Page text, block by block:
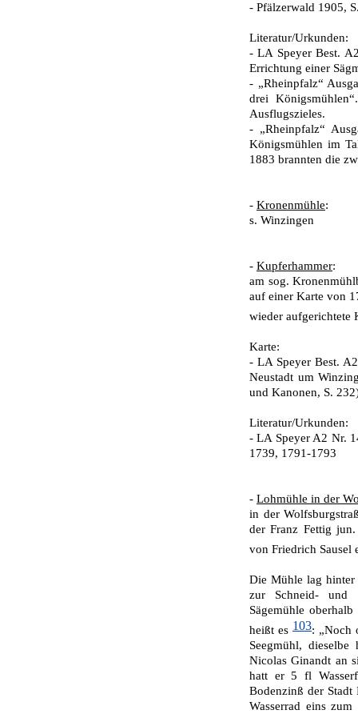
- Pfälzerwald 1905,
Literatur/Urkunden:
- LA Speyer Best.
Errichtung einer
- „Rheinpfalz“
drei
Ausflugszieles.
- „Rheinpfalz“
Königsmühlen im
1883 brannten die
- Kronenmühle:
s. Winzingen
- Kupferhammer:
am sog.
auf einer Karte von
wieder aufgerichtete
Karte:
- LA Speyer Best.
Neustadt um
und Kanonen, S.
Literatur/Urkunden:
- LA Speyer A2 Nr.
1739, 1791-1793
- Lohmühle in der
in der
der Franz Fettig
von Friedrich Sausel
Die Mühle lag hinter
zur Schneid- und
Sägemühle oberhalb
heißt es 103: „Noch
Seegmühl,
Nicolas Ginandt an
hatt er 5 fl
Bodenzinß der
Wasserrad eins